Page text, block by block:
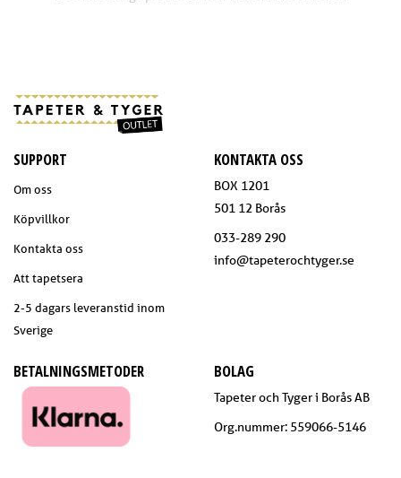
SUPPORT
Om oss
Köpvillkor
Kontakta oss
Att tapetsera
2-5 dagars leveranstid inom
Sverige
KONTAKTA OSS
BOX 1201
501 12 Borås
033-289 290
info@tapeterochtyger.se
BETALNINGSMETODER BOLAG
Tapeter och Tyger i Borås AB
Org.nummer: 559066-5146